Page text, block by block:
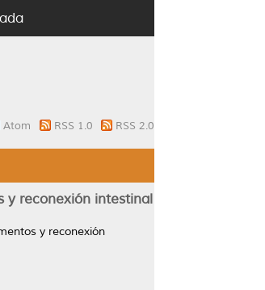
Atom RSS 1.0 RSS 2.0
y reconexión intestinal
y reconexión